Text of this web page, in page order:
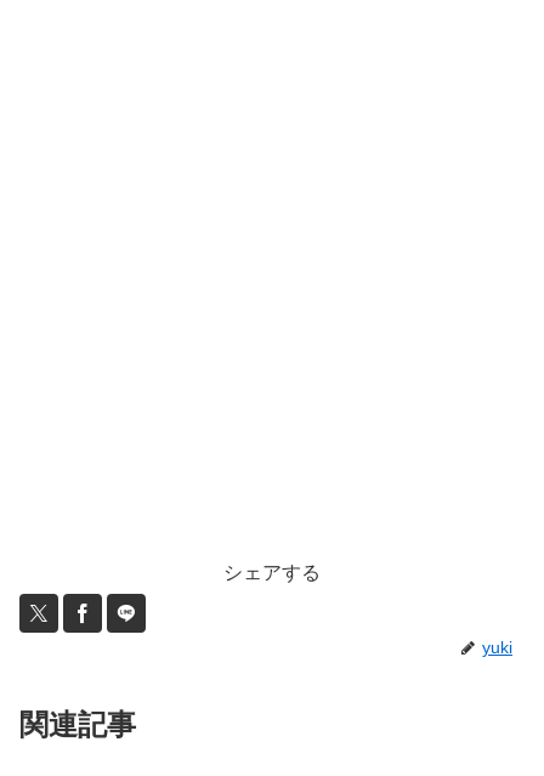
シェアする
yuki
関連記事